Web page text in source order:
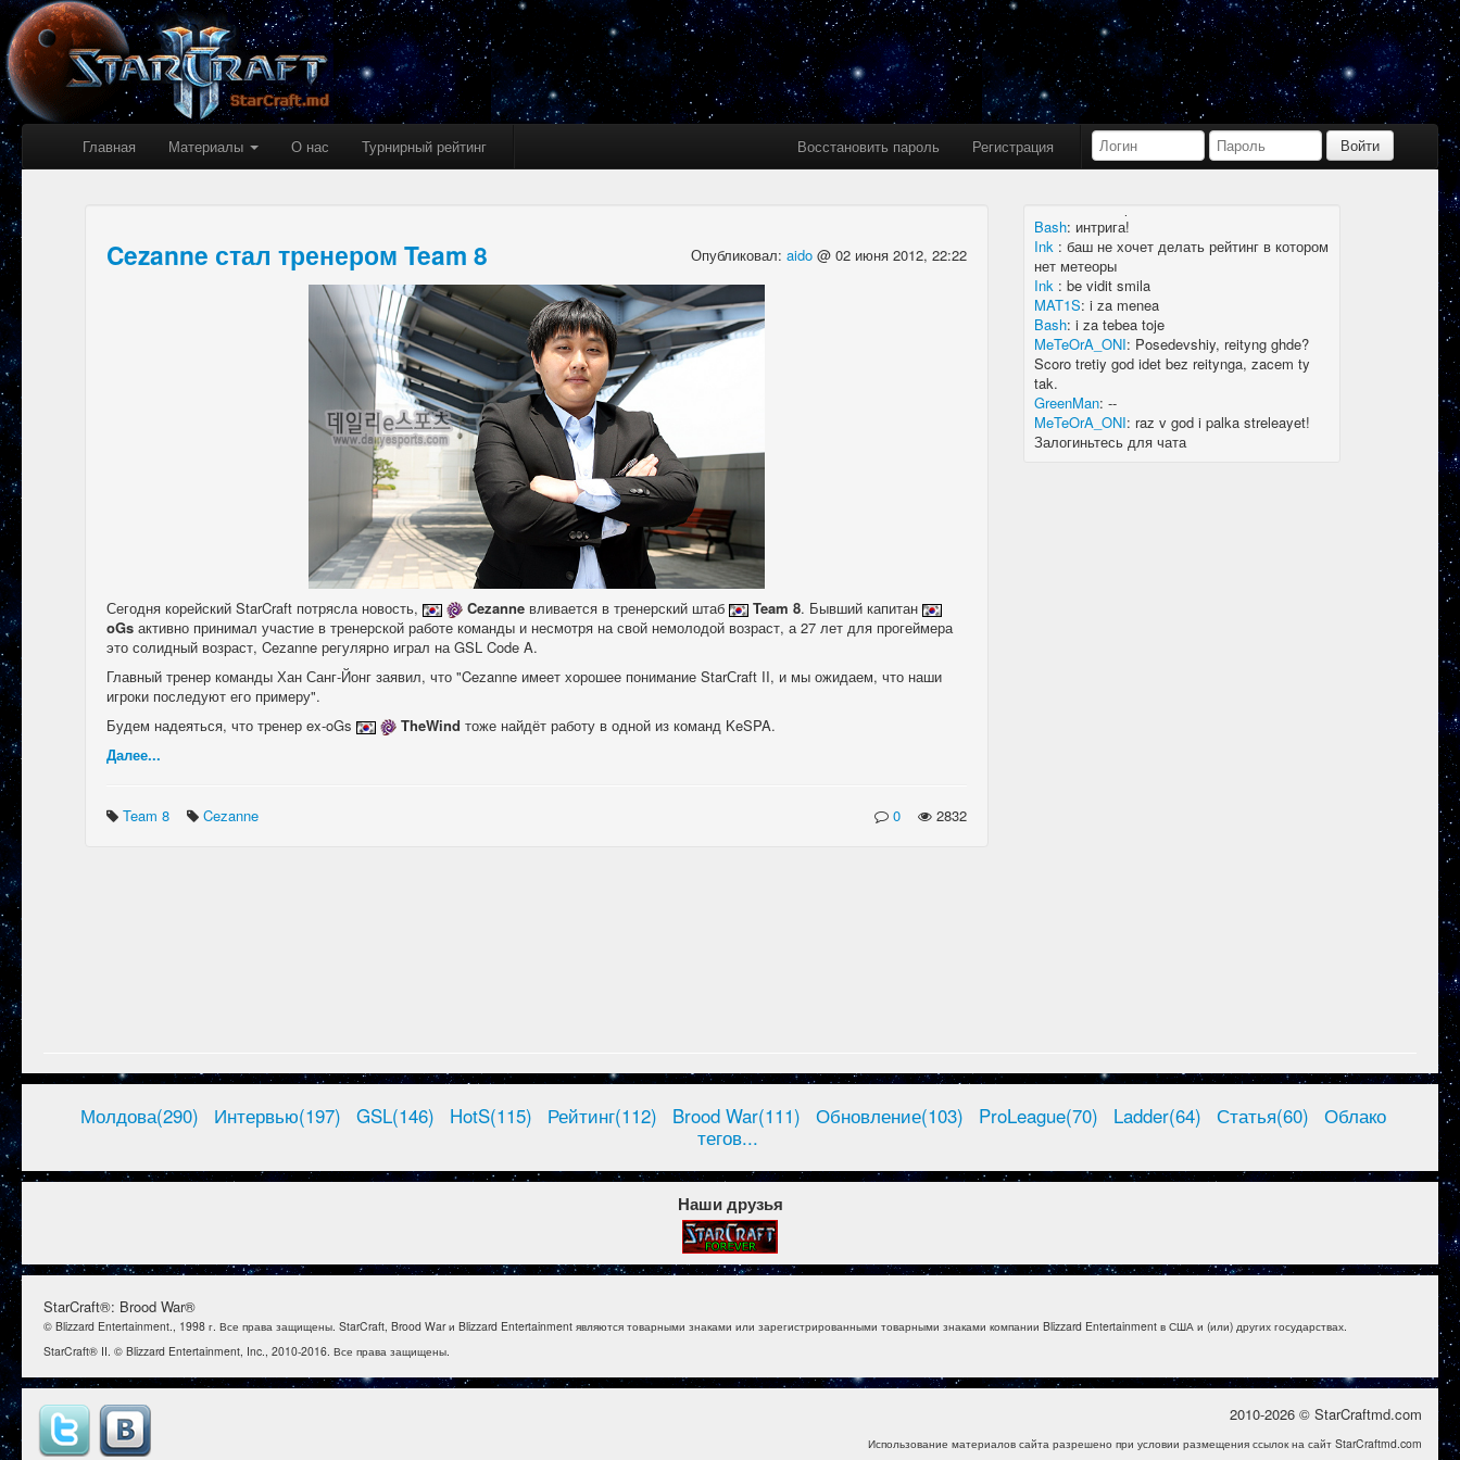
Главная Материалы О нас Турнирный рейтинг Восстановить пароль Регистрация
Cezanne стал тренером Team 8 Опубликовал: aido @ 02 июня 2012, 22:22
Сегодня корейский StarCraft потрясла новость, Cezanneвливается в тренерский штаб Team 8. Бывший капитан
oGsактивно принимал участие в тренерской работе команды и несмотря на свой немолодой возраст, а 27 лет для прогеймера
это солидный возраст, Cezanne регулярно играл на GSL Code A.
Главный тренер команды Хан Санг-Йонг заявил, что "Cezanne имеет хорошее понимание StarСraft II, и мы ожидаем, что наши
игроки последуют его примеру".
Будем надеяться, что тренер ex-oGs
TheWind тоже найдёт работу в одной из команд KeSPA.
Далее...
Team 8 Cezanne 0 2832
Bash : limboid, заходил бы в Дискорд не
пропустил бы.
Ink
limboid, сейчас как бы всё сообщество
в дискорде, там всегда инфа самая
актуальная
k7.Gladiator : yoyo
Ink:yoyo
MAT1S
гладиатор = бв нагибатор?
Ink:на 20 лей игратор
Bash: интрига!
Ink :баш не хочет делать рейтинг в котором
нет метеоры
Ink :be vidit smila
MAT1S:i za menea
Bash:i za tebea toje
MeTeOrA_ONI: Posedevshiy, reityng ghde?
Scoro tretiy god idet bez reitynga, zacem ty
tak.
GreenMan:--
MeTeOrA_ONI: raz v god i palka streleayet!
Залогиньтесь для чата
Молдова(290) Интервью(197) GSL(146) HotS(115) Рейтинг(112) Brood War(111) Обновление(103) ProLeague(70) Ladder(64) Статья(60)
Облако
тегов...
Наши друзья
StarCraft®: Brood War®
© Blizzard Entertainment., 1998 г. Все права защищены. StarCraft, Brood War и Blizzard Entertainment являются товарными знаками или зарегистрированными товарными знаками компании Blizzard Entertainment в США и (или) других государствах.
StarCraft® II. © Blizzard Entertainment, Inc., 2010-2016. Все права защищены.
2010-2026 © StarCraftmd.com
Использование материалов сайта разрешено при условии размещения ссылок на сайт StarCraftmd.com